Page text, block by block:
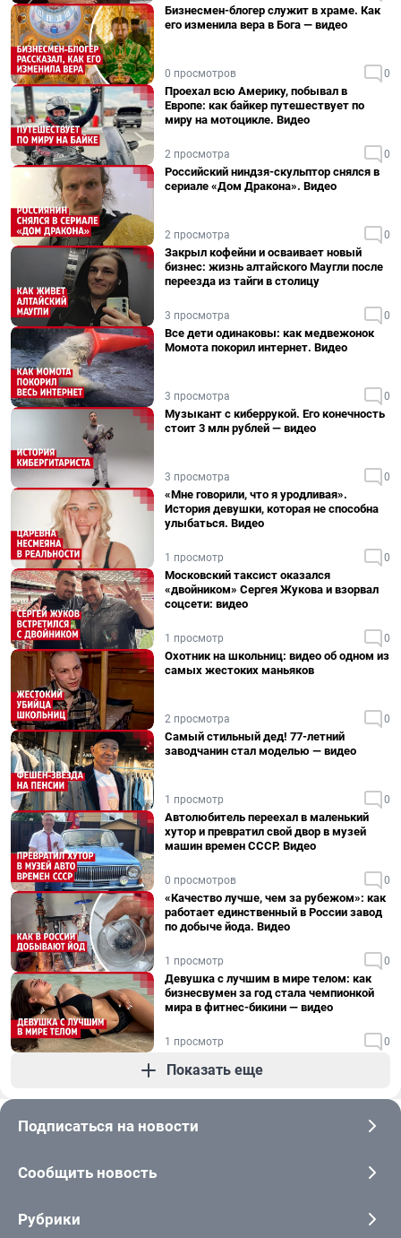
Бизнесмен-блогер служит в храме. Как
его изменила вера в Бога — видео
0 просмотров 0
Проехал всю Америку, побывал в
Европе: как байкер путешествует по
миру на мотоцикле. Видео
2 просмотра 0
Российский ниндзя-скульптор снялся в
сериале «Дом Дракона». Видео
2 просмотра 0
Закрыл кофейни и осваивает новый
бизнес: жизнь алтайского Маугли после
переезда из тайги в столицу
3 просмотра 0
Все дети одинаковы: как медвежонок
Момота покорил интернет. Видео
3 просмотра 0
Музыкант с киберрукой. Его конечность
стоит 3 млн рублей — видео
3 просмотра 0
«Мне говорили, что я уродливая».
История девушки, которая не способна
улыбаться. Видео
1 просмотр 0
Московский таксист оказался
«двойником» Сергея Жукова и взорвал
соцсети: видео
1 просмотр 0
Охотник на школьниц: видео об одном из
самых жестоких маньяков
2 просмотра 0
Самый стильный дед! 77-летний
заводчанин стал моделью — видео
1 просмотр 0
Автолюбитель переехал в маленький
хутор и превратил свой двор в музей
машин времен СССР. Видео
0 просмотров 0
«Качество лучше, чем за рубежом»: как
работает единственный в России завод
по добыче йода. Видео
1 просмотр 0
Девушка с лучшим в мире телом: как
бизнесвумен за год стала чемпионкой
мира в фитнес-бикини — видео
1 просмотр 0
Показать еще
Подписаться на новости
Сообщить новость
Рубрики